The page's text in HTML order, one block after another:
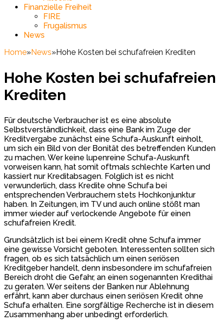
Finanzielle Freiheit
FIRE
Frugalismus
News
Home»News»Hohe Kosten bei schufafreien Krediten
Hohe Kosten bei schufafreien
Krediten
Für deutsche Verbraucher ist es eine absolute
Selbstverständlichkeit, dass eine Bank im Zuge der
Kreditvergabe zunächst eine Schufa-Auskunft einholt,
um sich ein Bild von der Bonität des betreffenden Kunden
zu machen. Wer keine lupenreine Schufa-Auskunft
vorweisen kann, hat somit oftmals schlechte Karten und
kassiert nur Kreditabsagen. Folglich ist es nicht
verwunderlich, dass Kredite ohne Schufa bei
entsprechenden Verbrauchern stets Hochkonjunktur
haben. In Zeitungen, im TV und auch online stößt man
immer wieder auf verlockende Angebote für einen
schufafreien Kredit.
Grundsätzlich ist bei einem Kredit ohne Schufa immer
eine gewisse Vorsicht geboten. Interessenten sollten sich
fragen, ob es sich tatsächlich um einen seriösen
Kreditgeber handelt, denn insbesondere im schufafreien
Bereich droht die Gefahr, an einen sogenannten Kredithai
zu geraten. Wer seitens der Banken nur Ablehnung
erfährt, kann aber durchaus einen seriösen Kredit ohne
Schufa erhalten. Eine sorgfältige Recherche ist in diesem
Zusammenhang aber unbedingt erforderlich.